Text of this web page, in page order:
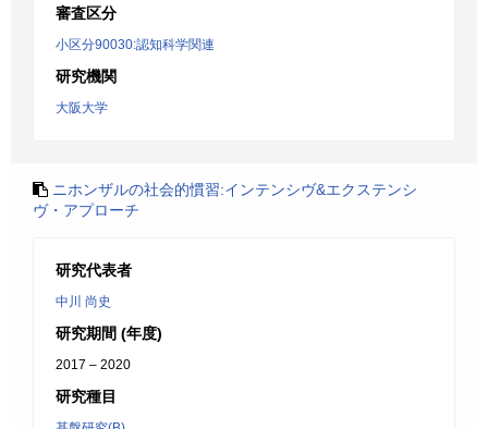
審査区分
小区分90030:認知科学関連
研究機関
大阪大学
ニホンザルの社会的慣習:インテンシヴ&エクステンシ
ヴ・アプローチ
研究代表者
中川 尚史
研究期間 (年度)
2017 – 2020
研究種目